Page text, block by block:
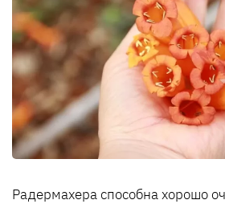
Радермахера способна хорошо